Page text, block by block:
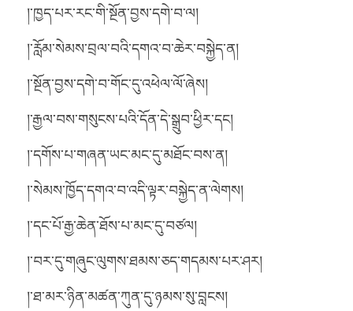
།་ཁྱད་པར་རང་གི་སྔོན་བྱས་དགེ་བ་ལ།
།་རློམ་སེམས་བྲལ་བའི་དགའ་བ་ཆེར་བསྐྱེད་ན།
།་སྔོན་བྱས་དགེ་བ་གོང་དུ་འཕེལ་ལོ་ཞེས།
།་རྒྱལ་བས་གསུངས་པའི་དོན་དེ་སྒྲུབ་ཕྱིར་དང།
།་དགོས་པ་གཞན་ཡང་མང་དུ་མཐོང་བས་ན།
།་སེམས་ཁྱོད་དགའ་བ་འདི་ལྟར་བསྐྱེད་ན་ལེགས།
།་དང་པོ་རྒྱ་ཆེན་ཐོས་པ་མང་དུ་བཙལ།
།་བར་དུ་གཞུང་ལུགས་ཐམས་ཅད་གདམས་པར་ཤར།
།་ཐ་མར་ཉིན་མཚན་ཀུན་དུ་ཉམས་སུ་བླངས།